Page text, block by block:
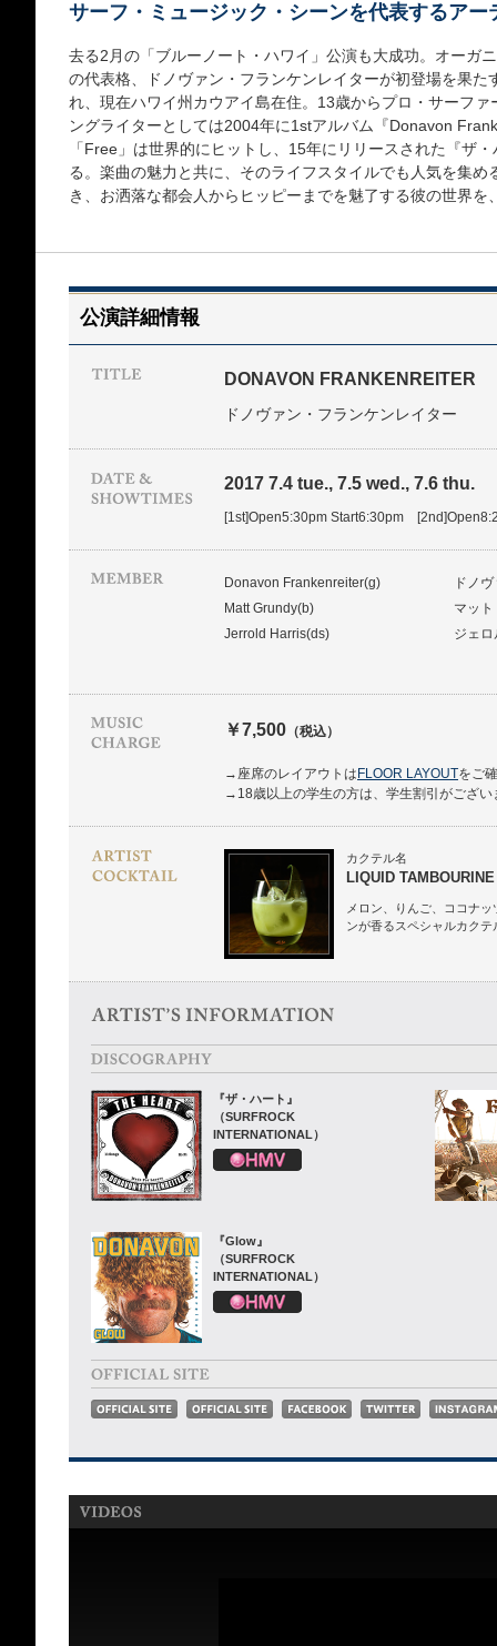
サーフ・ミュージック・シーンを代表するアー
去る2月の「ブルーノート・ハワイ」公演も大成功。オーガ
の代表格、ドノヴァン・フランケンレイターが初登場を果
れ、現在ハワイ州カウアイ島在住。13歳からプロ・サーフ
ングライターとしては2004年に1stアルバム『Donavon
「Free」は世界的にヒットし、15年にリリースされた『ザ
る。楽曲の魅力と共に、そのライフスタイルでも人気を集
き、お洒落な都会人からヒッピーまでを魅了する彼の世界
公演詳細情報
DONAVON FRANKENREITER
ドノヴァン・フランケンレイター
2017 7.4 tue., 7.5 wed., 7.6 thu.
[1st]Open5:30pm Start6:30pm
Donavon Frankenreiter(g)
ドノ
Matt Grundy(b)
マッ
Jerrold Harris(ds)
ジェ
￥7,500 （税込）
→座席のレイアウトは FLOOR LAYOUTをご
→18歳以上の学生の方は、学生割引がござい
カクテル名
LIQUID TAMBOURINE
メロン、りんご、ココナ
ンが香るスペシャルカクテ
『ザ・ハート』
（SURFROCK
INTERNATIONAL）
『Glow』
（SURFROCK
INTERNATIONAL）